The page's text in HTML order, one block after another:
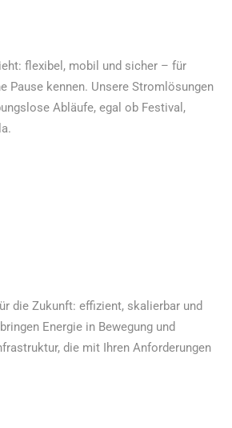
flexibel, mobil und sicher – für
Pause kennen. Unsere Stromlösungen
Abläufe, egal ob Festival,
die Zukunft: effizient, skalierbar und
Energie in Bewegung und
die mit Ihren Anforderungen